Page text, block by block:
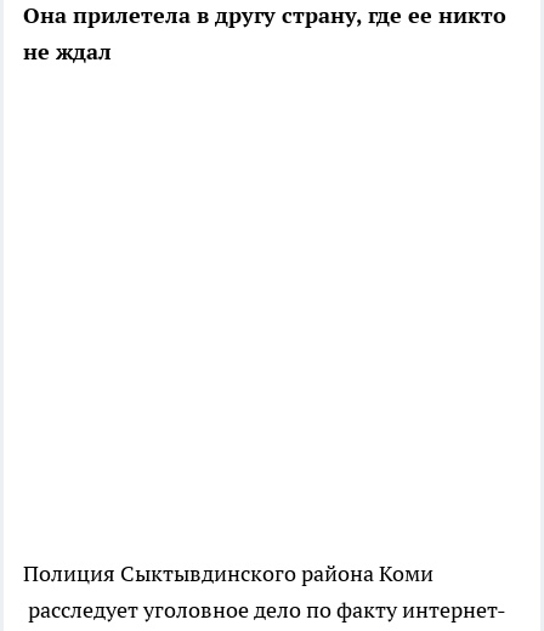
Она прилетела в другу страну, где ее никто
не ждал
Полиция Сыктывдинского района Коми
расследует уголовное дело по факту интернет-